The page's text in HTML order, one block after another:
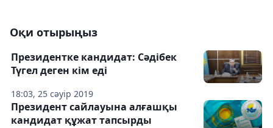
Оқи отырыңыз
18:03, 25 сәуір 2019
Президентке кандидат: Сәдібек
Түгел деген кім еді
Президент сайлауына алғашқы
кандидат құжат тапсырды